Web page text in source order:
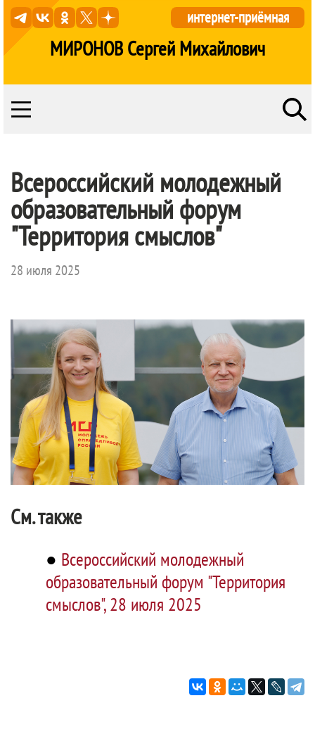
МИРОНОВ Сергей Михайлович
интернет-приёмная
Всероссийский молодежный
образовательный форум
"Территория смыслов"
28 июля 2025
См. также
● Всероссийский молодежный
образовательный форум "Территория
смыслов", 28 июля 2025